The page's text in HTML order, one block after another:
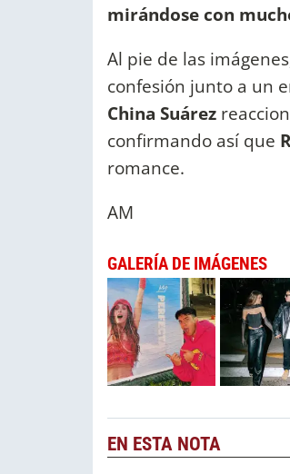
mirándose con
Al pie de las
confesión junto a un
China Suárez
confirmando así que
romance.
AM
GALERÍA DE IMÁGENES
EN ESTA NOTA